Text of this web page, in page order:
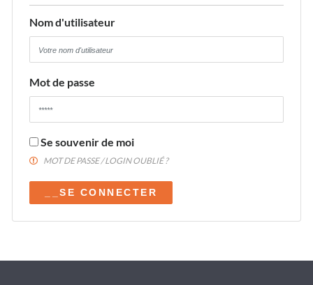
Nom d'utilisateur
Mot de passe
Se souvenir de moi
MOT DE PASSE / LOGIN OUBLIÉ ?
__SE CONNECTER